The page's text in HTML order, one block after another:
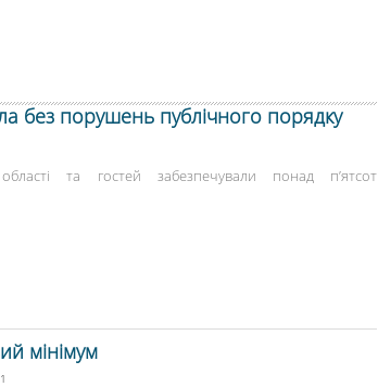
без порушень публічного порядку
та гостей забезпечували понад п’ятсот
мінімум
1